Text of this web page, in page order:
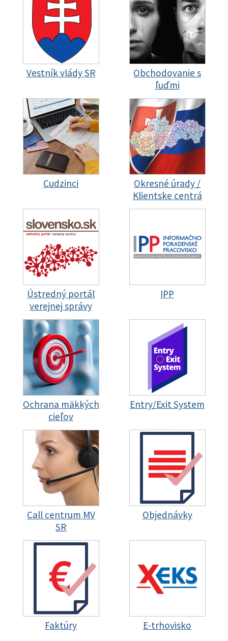
Vestník vlády SR
Obchodovanie s
ľuďmi
Cudzinci
Okresné úrady /
Klientske centrá
Ústredný portál
verejnej správy
IPP
Ochrana mäkkých
cieľov
Entry/Exit System
Call centrum MV
SR
Objednávky
Faktúry E-trhovisko